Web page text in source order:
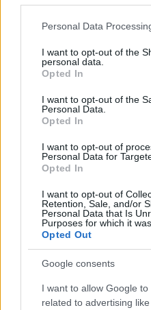
Please note that this
not limited to your visit or
grant or deny consent to
use your data for below
consent section.
Personal Data
I want to opt-out of the
personal data.
Opted In
I want to opt-out of the
Personal Data.
Opted In
I want to opt-out of
Personal Data for
Opted In
I want to opt-out of
Retention, Sale, and/or
Personal Data that Is
Purposes for which it
Opted Out
Google consents
I want to allow Google
related to advertising